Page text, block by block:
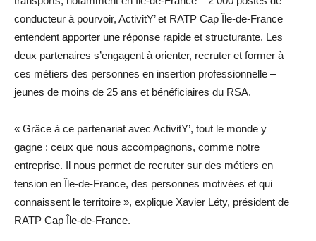
conducteur à pourvoir, ActivitY’ et RATP Cap Île-de-France
entendent apporter une réponse rapide et structurante. Les
deux partenaires s’engagent à orienter, recruter et former à
ces métiers des personnes en insertion professionnelle –
jeunes de moins de 25 ans et bénéficiaires du RSA.
« Grâce à ce partenariat avec ActivitY’, tout le monde y
gagne : ceux que nous accompagnons, comme notre
entreprise. Il nous permet de recruter sur des métiers en
tension en Île-de-France, des personnes motivées et qui
connaissent le territoire », explique Xavier Léty, président de
RATP Cap Île-de-France.